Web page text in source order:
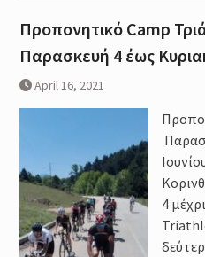
Προπονητικό Camp
Παρασκευή 4 έως
April 16, 2021
4